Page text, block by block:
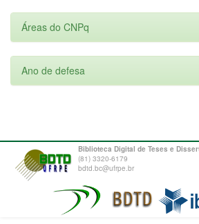
Áreas do CNPq
Ano de defesa
Biblioteca Digital de Teses e
(81) 3320-6179
bdtd.bc@ufrpe.br